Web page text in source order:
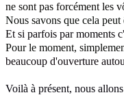
ne sont pas forcément les
Nous savons que cela peut
Et si parfois par moments
Pour le moment,
beaucoup d'ouverture
Voilà à présent, nous